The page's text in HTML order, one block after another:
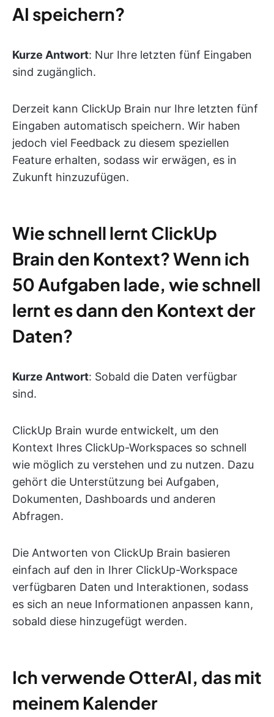
AI speichern?
Kurze Antwort: Nur Ihre letzten fünf Eingaben
sind zugänglich.
Derzeit kann ClickUp Brain nur Ihre letzten fünf
Eingaben automatisch speichern. Wir haben
jedoch viel Feedback zu diesem speziellen
Feature erhalten, sodass wir erwägen, es in
Zukunft hinzuzufügen.
Wie schnell lernt ClickUp
Brain den Kontext? Wenn ich
50 Aufgaben lade, wie schnell
lernt es dann den Kontext der
Daten?
Kurze Antwort: Sobald die Daten verfügbar
sind.
ClickUp Brain wurde entwickelt, um den
Kontext Ihres ClickUp-Workspaces so schnell
wie möglich zu verstehen und zu nutzen. Dazu
gehört die Unterstützung bei Aufgaben,
Dokumenten, Dashboards und anderen
Abfragen.
Die Antworten von ClickUp Brain basieren
einfach auf den in Ihrer ClickUp-Workspace
verfügbaren Daten und Interaktionen, sodass
es sich an neue Informationen anpassen kann,
sobald diese hinzugefügt werden.
Ich verwende OtterAI, das mit
meinem Kalender